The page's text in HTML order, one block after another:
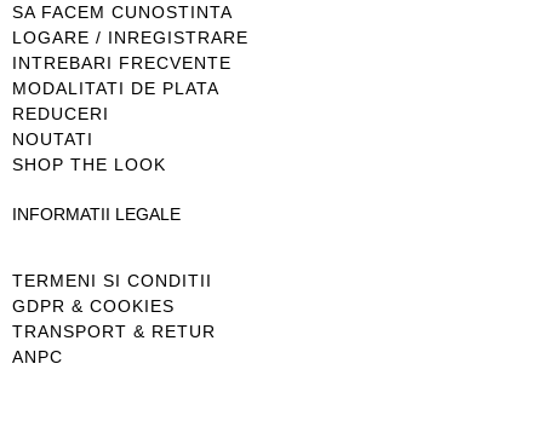
SA FACEM CUNOSTINTA
LOGARE / INREGISTRARE
INTREBARI FRECVENTE
MODALITATI DE PLATA
REDUCERI
NOUTATI
SHOP THE LOOK
INFORMATII LEGALE
TERMENI SI CONDITII
GDPR & COOKIES
TRANSPORT & RETUR
ANPC